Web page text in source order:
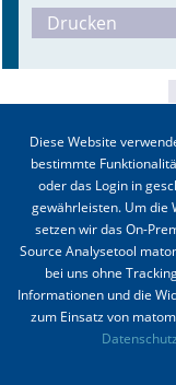
Mediadaten
Autoren-Service
Stellenmarkt
Drucken
Impressum
Diese Website
bestimmte
oder das Login in
gewährleisten. Um die
setzen wir das On-
Source Analysetool
bei uns ohne
Informationen und die
zum Einsatz von